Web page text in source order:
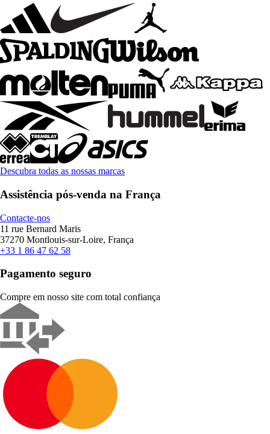
Descubra todas as nossas marcas
Assistência pós-venda na França
Contacte-nos
11 rue Bernard Maris
37270 Montlouis-sur-Loire, França
+33 1 86 47 62 58
Pagamento seguro
Compre em nosso site com total confiança